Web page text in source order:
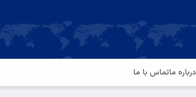
درباره ماتماس با ما